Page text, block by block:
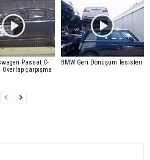
Passat C-
Overlap çarpışma
BMW Geri Dönüşüm Tesisleri